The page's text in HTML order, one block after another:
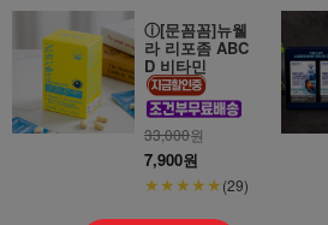
ⓘ[문꼼꼼]뉴웰
라 리포좀 ABC
D 비타민
33,000원
7,900원
★★★★★(29)